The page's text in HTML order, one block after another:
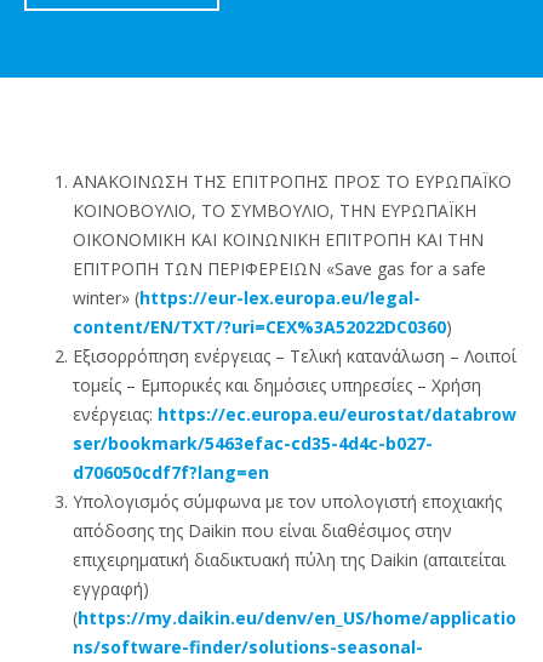
ΑΝΑΚΟΙΝΩΣΗ ΤΗΣ ΕΠΙΤΡΟΠΗΣ ΠΡΟΣ ΤΟ ΕΥΡΩΠΑΪΚΟ
ΚΟΙΝΟΒΟΥΛΙΟ, ΤΟ ΣΥΜΒΟΥΛΙΟ, ΤΗΝ ΕΥΡΩΠΑΪΚΗ
ΟΙΚΟΝΟΜΙΚΗ ΚΑΙ ΚΟΙΝΩΝΙΚΗ ΕΠΙΤΡΟΠΗ ΚΑΙ ΤΗΝ
ΕΠΙΤΡΟΠΗ ΤΩΝ ΠΕΡΙΦΕΡΕΙΩΝ «Save gas for a safe
winter» (https://eur-lex.europa.eu/legal-
content/EN/TXT/?uri=CEX%3A52022DC0360)
Εξισορρόπηση ενέργειας – Τελική κατανάλωση – Λοιποί
τομείς – Εμπορικές και δημόσιες υπηρεσίες – Χρήση
ενέργειας: https://ec.europa.eu/eurostat/databrow
ser/bookmark/5463efac-cd35-4d4c-b027-
d706050cdf7f?lang=en
Υπολογισμός σύμφωνα με τον υπολογιστή εποχιακής
απόδοσης της Daikin που είναι διαθέσιμος στην
επιχειρηματική διαδικτυακή πύλη της Daikin (απαιτείται
εγγραφή)
(https://my.daikin.eu/denv/en_US/home/applicatio
ns/software-finder/solutions-seasonal-